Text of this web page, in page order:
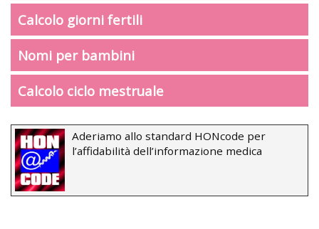
Calcolo giorni fertili
Nomi per bambini
Calcolo ciclo mestruale
Aderiamo allo standard HONcode per
l’affidabilità dell’informazione medica